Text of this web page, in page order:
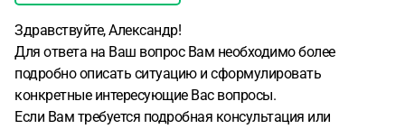
Здравствуйте, Александр!
Для ответа на Ваш вопрос Вам необходимо более
подробно описать ситуацию и сформулировать
конкретные интересующие Вас вопросы.
Если Вам требуется подробная консультация или